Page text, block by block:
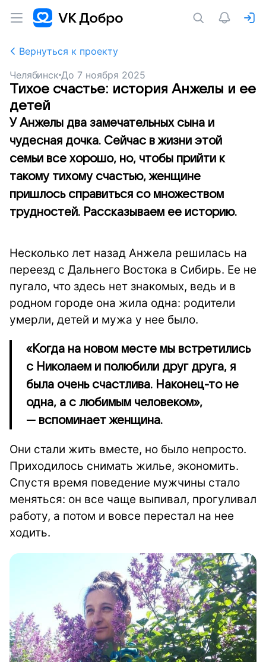
Вернуться к проекту
Челябинск До 7 ноября 2025
Тихое счастье: история Анжелы и ее
детей
У Анжелы два замечательных сына и
чудесная дочка. Сейчас в жизни этой
семьи все хорошо, но, чтобы прийти к
такому тихому счастью, женщине
пришлось справиться со множеством
трудностей. Рассказываем ее историю.
Несколько лет назад Анжела решилась на
переезд с Дальнего Востока в Сибирь. Ее не
пугало, что здесь нет знакомых, ведь и в
родном городе она жила одна: родители
умерли, детей и мужа у нее было.
«Когда на новом месте мы встретились
с Николаем и полюбили друг друга, я
была очень счастлива. Наконец-то не
одна, а с любимым человеком»,
— вспоминает женщина.
Они стали жить вместе, но было непросто.
Приходилось снимать жилье, экономить.
Спустя время поведение мужчины стало
меняться: он все чаще выпивал, прогуливал
работу, а потом и вовсе перестал на нее
ходить.